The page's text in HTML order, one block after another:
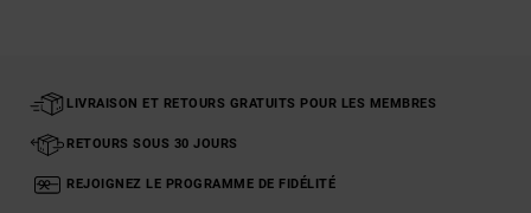
LIVRAISON ET RETOURS GRATUITS POUR LES MEMBRES
RETOURS SOUS 30 JOURS
REJOIGNEZ LE PROGRAMME DE FIDÉLITÉ